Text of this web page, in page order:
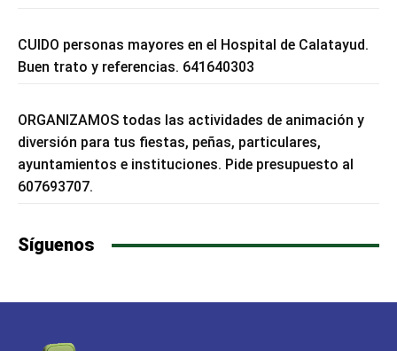
CUIDO personas mayores en el Hospital de Calatayud.
Buen trato y referencias. 641640303
ORGANIZAMOS todas las actividades de animación y
diversión para tus fiestas, peñas, particulares,
ayuntamientos e instituciones. Pide presupuesto al
607693707.
Síguenos